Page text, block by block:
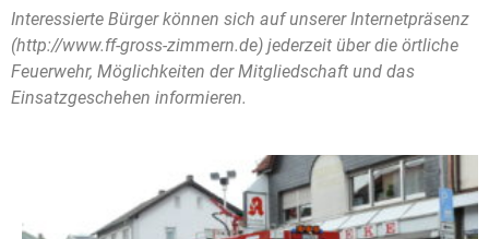
Interessierte Bürger können sich auf unserer Internetpräsenz
(http://www.ff-gross-zimmern.de) jederzeit über die örtliche
Feuerwehr, Möglichkeiten der Mitgliedschaft und das
Einsatzgeschehen informieren.